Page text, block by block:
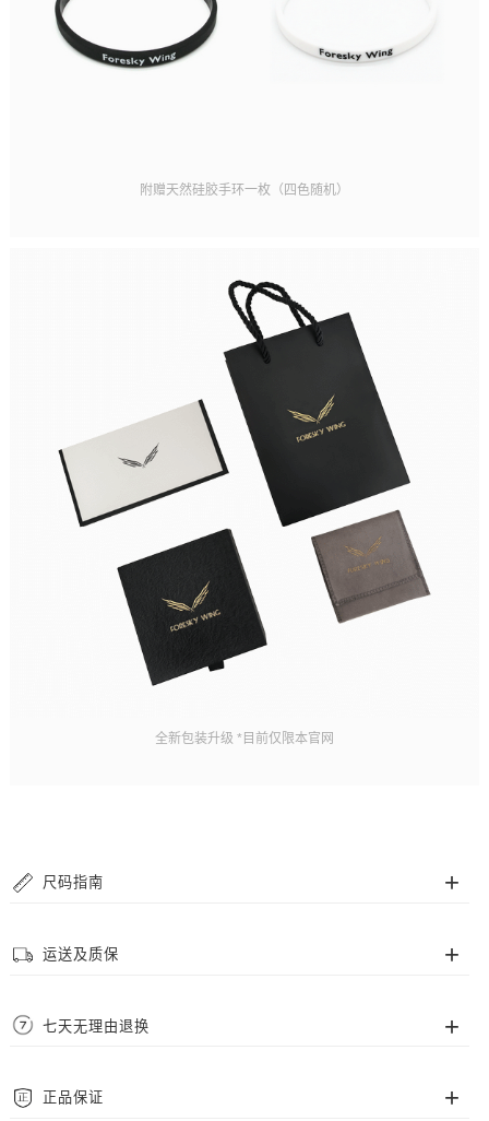
附赠天然硅胶手环一枚（四色随机）
全新包装升级 *目前仅限本官网
尺码指南
运送及质保
七天无理由退换
整，不影响二次销售。
正品保证